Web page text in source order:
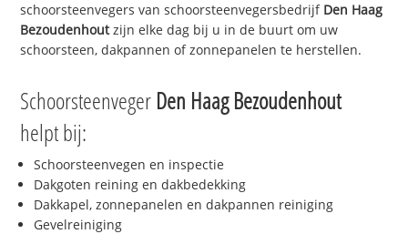
schoorsteenvegers van schoorsteenvegersbedrijf Den Haag
Bezoudenhoutzijn elke dag bij u in de buurt om uw
schoorsteen, dakpannen of zonnepanelen te herstellen.
Schoorsteenveger Den Haag Bezoudenhout
helpt bij:
Schoorsteenvegen en inspectie
Dakgoten reining en dakbedekking
Dakkapel, zonnepanelen en dakpannen reiniging
Gevelreiniging